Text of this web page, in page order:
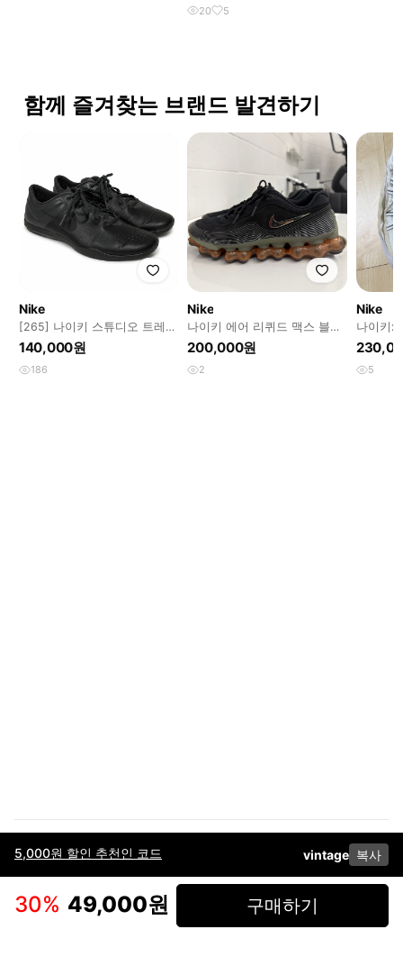
5,000원 할인 추천인 코드 vintage 복사
30% 49,000원 구매하기
20 5
함께 즐겨찾는 브랜드 발견하기
Nike
[265] 나이키 스튜디오 트레이
너 2 블랙
140,000원
186
Nike
나이키 에어 리퀴드 맥스 블랙
메탈릭 실버 285 팝니다
200,000원
2
Nike
나이키x
스 에어
5
이용약관고객센터판매개인정보 처리방침사업자 정보다운로드
인스타그램
페이스북